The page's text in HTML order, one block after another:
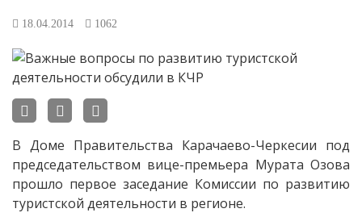
18.04.2014 1062
В Доме Правительства Карачаево-Черкесии под
председательством вице-премьера Мурата Озова
прошло первое заседание Комиссии по развитию
туристской деятельности в регионе.